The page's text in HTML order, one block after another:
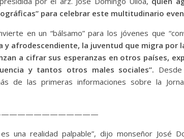
para celebrar este multitudinario
en un “bálsamo” para los jóvenes que
y afrodescendiente, la juventud que migra por
a cifrar sus esperanzas en otros países,
y tantos otros males sociales”.
de las primeras informaciones sobre la
una realidad palpable”, dijo monseñor José